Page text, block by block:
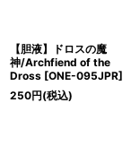
【胆液】ドロスの魔
神/Archfiend of the
Dross [ONE-095JPR]
250円(税込)